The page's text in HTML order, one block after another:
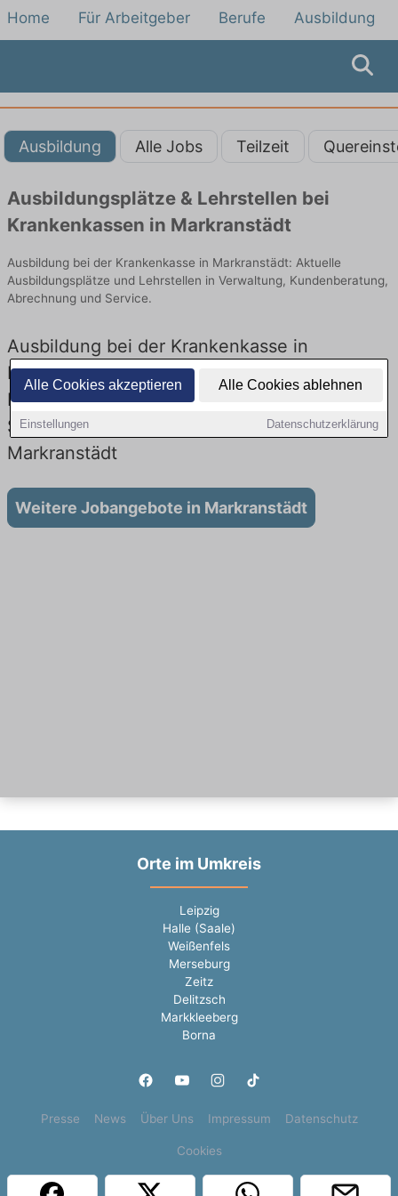
Alle Cookies akzeptieren Alle Cookies ablehnen
Einstellungen Datenschutzerklärung
Home Für Arbeitgeber Berufe Ausbildung
Ausbildung Alle Jobs Teilzeit
Ausbildungsplätze & Lehrstellen bei
Krankenkassen in Markranstädt
Ausbildung bei der Krankenkasse in Markranstädt: Aktuelle
Ausbildungsplätze und Lehrstellen in Verwaltung, Kundenberatung,
Abrechnung und Service.
Ausbildung bei der Krankenkasse in
Markranstädt – Ausbildungsplätze und
Lehrstellen: Aktuell gibt es keine
Stellenangebote für Ausbildung in
Markranstädt
Weitere Jobangebote in Markranstädt
Orte im Umkreis
Leipzig
Halle (Saale)
Weißenfels
Merseburg
Zeitz
Delitzsch
Markkleeberg
Borna
Presse News Über Uns Impressum Datenschutz
Cookies